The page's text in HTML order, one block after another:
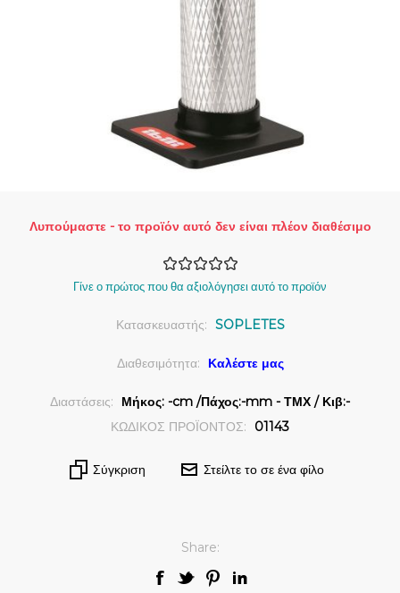
Λυπούμαστε - το προϊόν αυτό δεν είναι πλέον διαθέσιμο
Γίνε ο πρώτος που θα αξιολόγησει αυτό το προϊόν
Κατασκευαστής: SOPLETES
Διαθεσιμότητα: Καλέστε μας
Διαστάσεις:
Μήκος: -cm /Πάχος:-mm - ΤΜΧ / Κιβ:-
ΚΩΔΙΚΟΣ ΠΡΟΪΟΝΤΟΣ:
01143
Σύγκριση Στείλτε το σε ένα φίλο
Share: